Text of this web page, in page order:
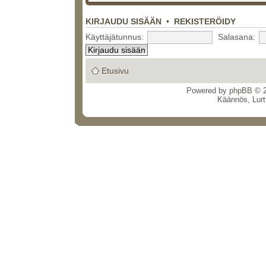
KIRJAUDU SISÄÄN • REKISTERÖIDY
Käyttäjätunnus: Salasana:
Etusivu
Powered by phpBB ©
Käännös,